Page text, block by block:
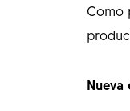
Como